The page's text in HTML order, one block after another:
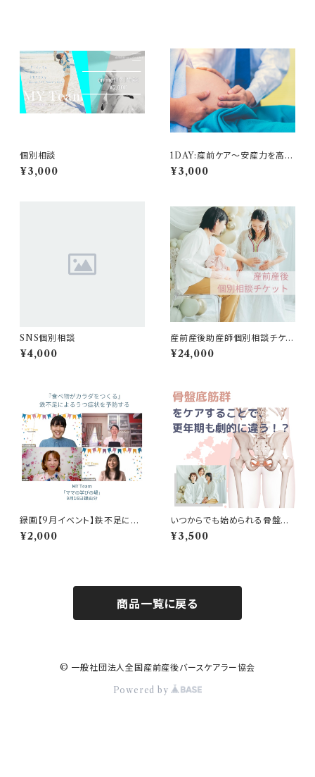
個別相談
¥3,000
1DAY:産前ケア〜安産力を高め
る方法〜
¥3,000
SNS個別相談
¥4,000
産前産後助産師個別相談チケッ
ト5枚
¥24,000
録画【9月イベント】鉄不足によ
るうつ症状を防ぐ
¥2,000
いつからでも始められる骨盤底
筋セルフケア
¥3,500
商品一覧に戻る
© 一般社団法人全国産前産後バースケアラー協会
Powered by